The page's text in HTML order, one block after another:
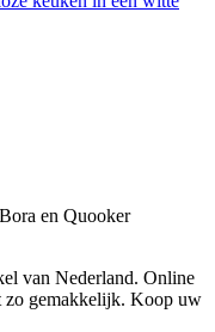
en Quooker
van Nederland. Online
zo gemakkelijk. Koop uw